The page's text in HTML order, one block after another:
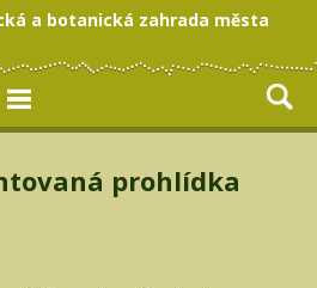
a botanická zahrada města
prohlídka